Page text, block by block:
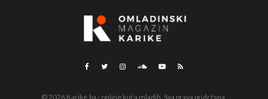
© 2026 Karike.ba - online kuća mladih. Sva prava pridržana.